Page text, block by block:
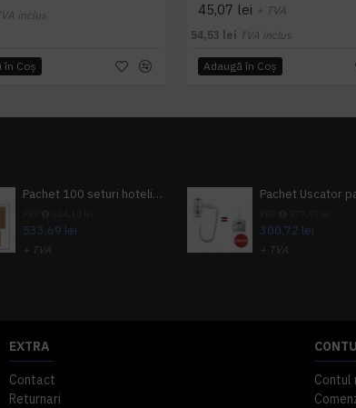
inclus
în Coş
45,07 lei + TVA
54,53 lei TVA inclus
Adaugă în Coş
Pachet 100 seturi hoteliere, set dentar, set barbierit, casca de dus, pila unghii, set cusut
533,69 lei
+ TVA
300,72 lei
+ TVA
EXTRA
Contact
Returnari
Contul